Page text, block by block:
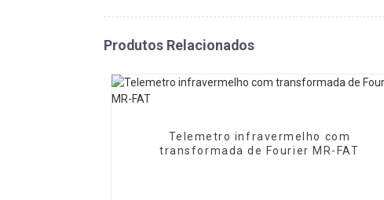
Produtos Relacionados
Telemetro infravermelho com
transformada de Fourier MR-FAT